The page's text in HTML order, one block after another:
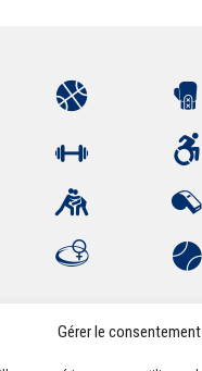
Gérer le consentement